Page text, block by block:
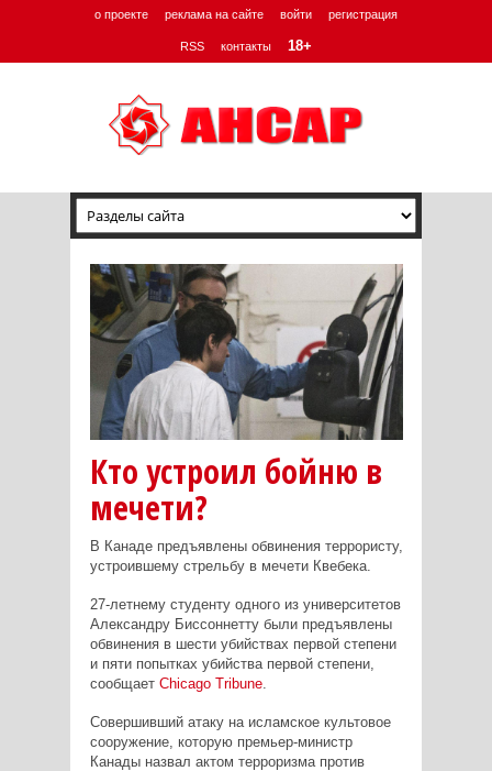
о проекте реклама на сайте войти регистрация
RSS контакты 18+
Кто устроил бойню в
мечети?
В Канаде предъявлены обвинения террористу,
устроившему стрельбу в мечети Квебека.
27-летнему студенту одного из университетов
Александру Биссоннетту были предъявлены
обвинения в шести убийствах первой степени
и пяти попытках убийства первой степени,
сообщает Chicago Tribune.
Совершивший атаку на исламское культовое
сооружение, которую премьер-министр
Канады назвал актом терроризма против